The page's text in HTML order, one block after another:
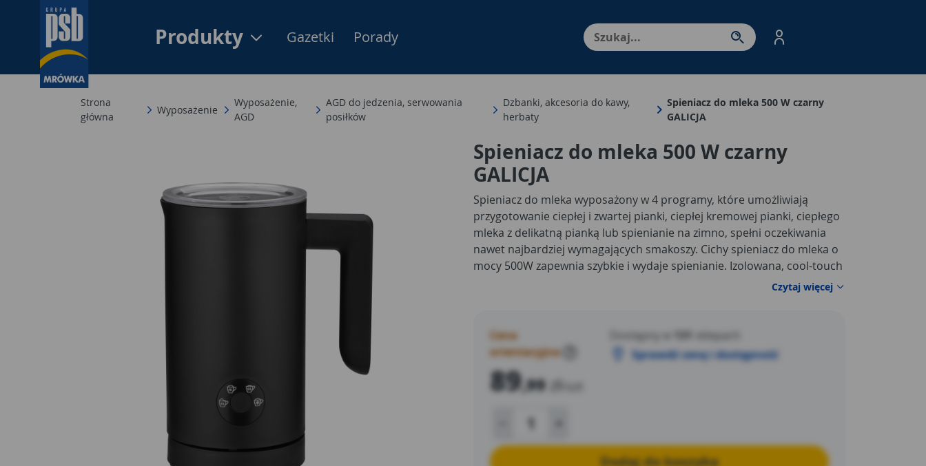
Produkty Menu Produktów, nawigacja: Enter - przejdź do strony produktów. Spacja – otwórz/
Gazetki Porady
Strona
główna
Wyposażenie
Wyposażenie,
AGD
AGD do jedzenia, serwowania
posiłków
Dzbanki, akcesoria do kawy,
herbaty
Spieniacz do mleka 500 W czarny
GALICJA
Spieniacz do mleka 500 W czarny
GALICJA
Spieniacz do mleka wyposażony w 4 programy, które umożliwiają
przygotowanie ciepłej i zwartej pianki, ciepłej kremowej pianki, ciepłego
mleka z delikatną pianką lub spienianie na zimno, spełni oczekiwania
nawet najbardziej wymagających smakoszy. Cichy spieniacz do mleka o
mocy 500W zapewnia szybkie i wydaje spienianie. Izolowana, cool-touch
obudowa, zabezpieczenia przed przegrzaniem i wygotowaniem.Czytaj więcej
Cena
orientacyjna
89,99 zł /szt
Dostępny w
sklepach
Sprawdź cenę i dostępność
Dodaj do koszyka